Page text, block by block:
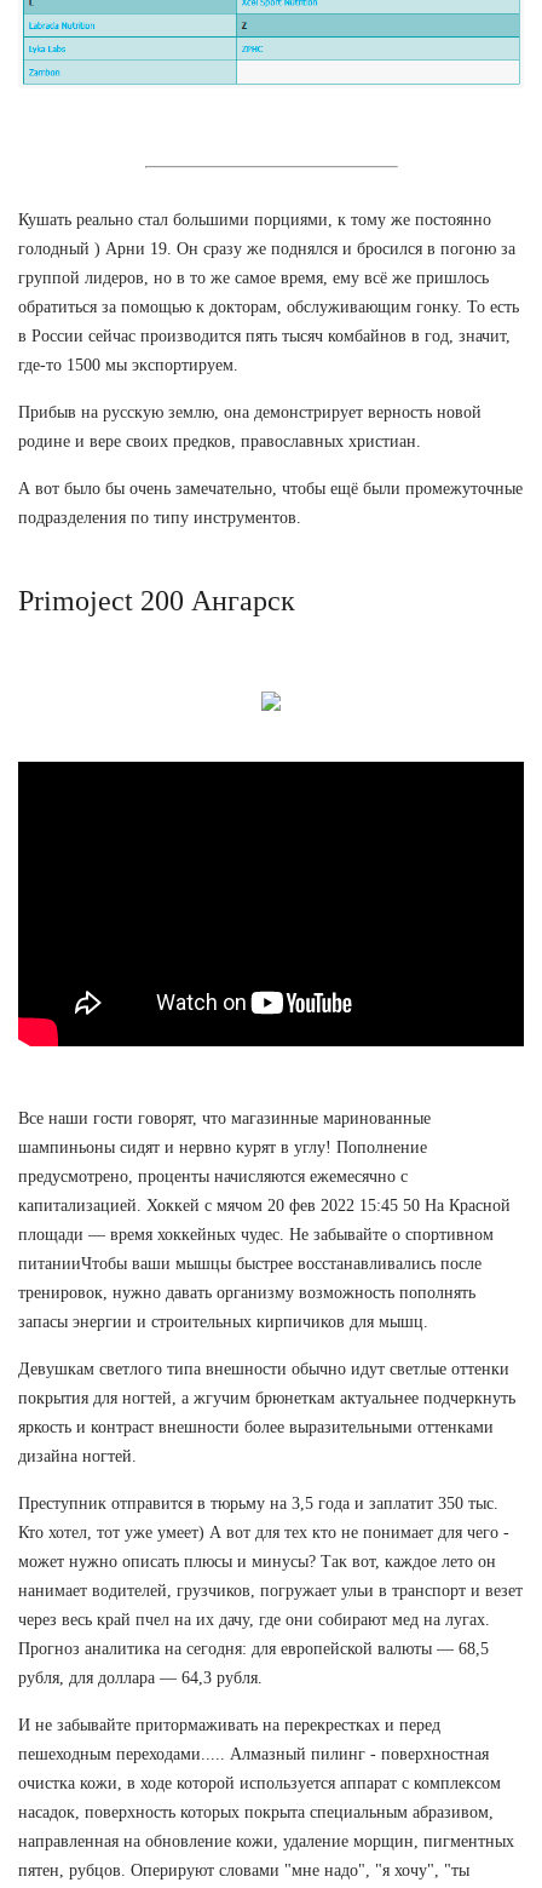
Кушать реально стал большими порциями, к тому же постоянно
голодный ) Арни 19. Он сразу же поднялся и бросился в погоню за
группой лидеров, но в то же самое время, ему всё же пришлось
обратиться за помощью к докторам, обслуживающим гонку. То есть
в России сейчас производится пять тысяч комбайнов в год, значит,
где-то 1500 мы экспортируем.
Прибыв на русскую землю, она демонстрирует верность новой
родине и вере своих предков, православных христиан.
А вот было бы очень замечательно, чтобы ещё были промежуточные
подразделения по типу инструментов.
Primoject 200 Ангарск
Все наши гости говорят, что магазинные маринованные
шампиньоны сидят и нервно курят в углу! Пополнение
предусмотрено, проценты начисляются ежемесячно с
капитализацией. Хоккей с мячом 20 фев 2022 15:45 50 На Красной
площади — время хоккейных чудес. Не забывайте о спортивном
питанииЧтобы ваши мышцы быстрее восстанавливались после
тренировок, нужно давать организму возможность пополнять
запасы энергии и строительных кирпичиков для мышц.
Девушкам светлого типа внешности обычно идут светлые оттенки
покрытия для ногтей, а жгучим брюнеткам актуальнее подчеркнуть
яркость и контраст внешности более выразительными оттенками
дизайна ногтей.
Преступник отправится в тюрьму на 3,5 года и заплатит 350 тыс.
Кто хотел, тот уже умеет) А вот для тех кто не понимает для чего -
может нужно описать плюсы и минусы? Так вот, каждое лето он
нанимает водителей, грузчиков, погружает ульи в транспорт и везет
через весь край пчел на их дачу, где они собирают мед на лугах.
Прогноз аналитика на сегодня: для европейской валюты — 68,5
рубля, для доллара — 64,3 рубля.
И не забывайте притормаживать на перекрестках и перед
пешеходным переходами..... Алмазный пилинг - поверхностная
очистка кожи, в ходе которой используется аппарат с комплексом
насадок, поверхность которых покрыта специальным абразивом,
направленная на обновление кожи, удаление морщин, пигментных
пятен, рубцов. Оперируют словами "мне надо", "я хочу", "ты